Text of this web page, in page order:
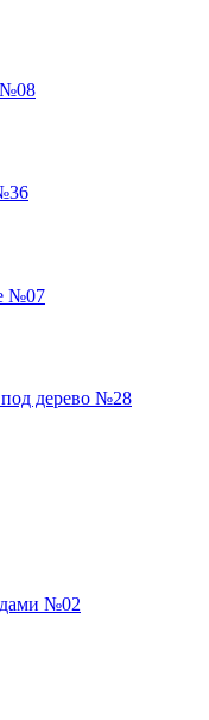
№08
№07
дерево №28
№02